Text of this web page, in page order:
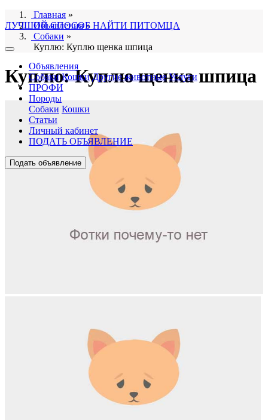
ЛУЧШИЙ СПОСОБ НАЙТИ ПИТОМЦА
Объявления
Собаки Кошки Другие животные Услуги
ПРОФИ
Породы
Собаки Кошки
Статьи
Личный кабинет
ПОДАТЬ ОБЪЯВЛЕНИЕ
Подать объявление
Главная »
Объявления»
Собаки »
Куплю: Куплю щенка шпица
Куплю: Куплю щенка шпица